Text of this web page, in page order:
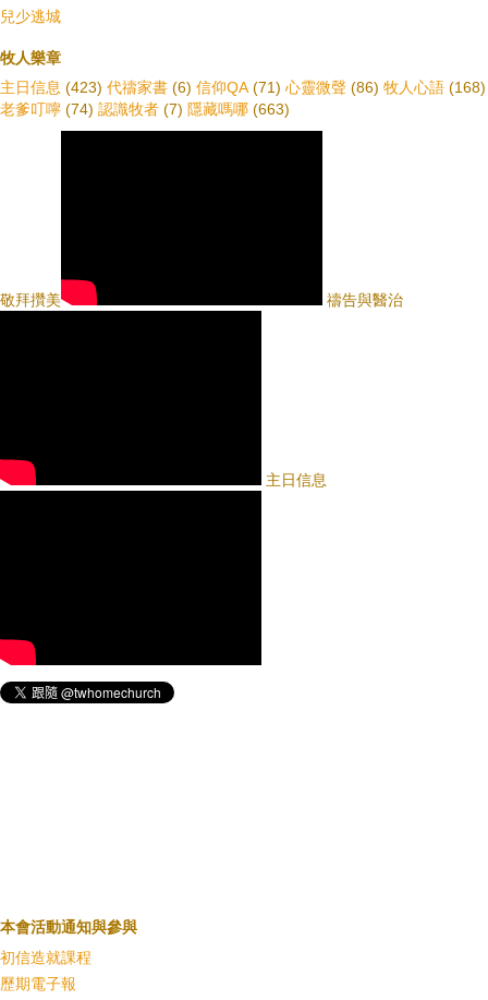
兒少逃城
牧人樂章
主日信息 (423) 代禱家書 (6) 信仰QA (71) 心靈微聲 (86) 牧人心語 (168)
老爹叮嚀 (74) 認識牧者 (7) 隱藏嗎哪 (663)
敬拜攢美 禱告與醫治
主日信息
本會活動通知與參與
初信造就課程
歷期電子報